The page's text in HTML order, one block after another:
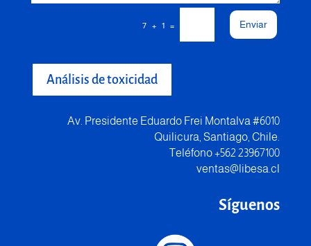
7 + 1 = Enviar
Análisis de toxicidad
Av. Presidente Eduardo Frei Montalva #6010
Quilicura, Santiago, Chile.
Teléfono +562 23967100
ventas@libesa.cl
Síguenos